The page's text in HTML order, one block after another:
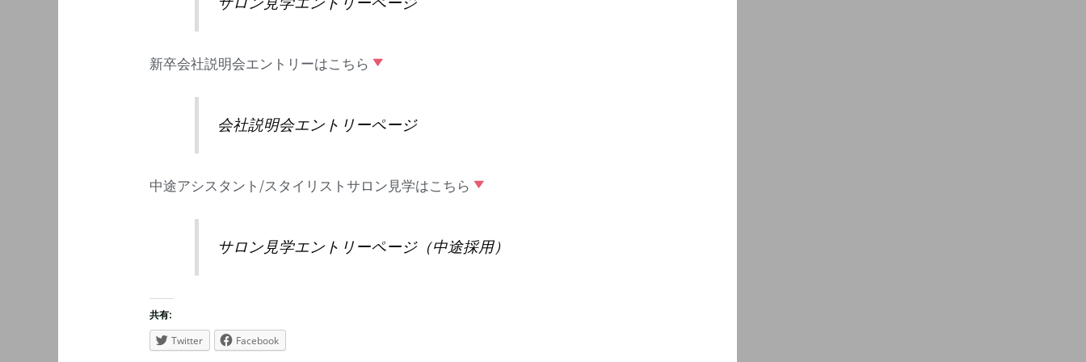
新卒会社説明会エントリーはこちら
会社説明会エントリーページ
中途アシスタント/スタイリストサロン見学はこちら
サロン見学エントリーページ（中途採用）
共有:
Twitter Facebook